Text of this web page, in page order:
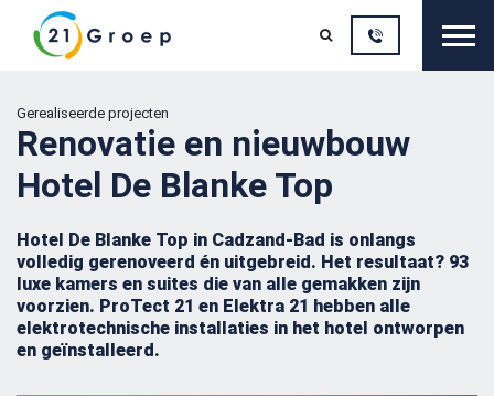
 Sluit
Gerealiseerde projecten
Renovatie en nieuwbouw
Hotel De Blanke Top
Hotel De Blanke Top in Cadzand-Bad is onlangs
volledig gerenoveerd én uitgebreid. Het resultaat? 93
luxe kamers en suites die van alle gemakken zijn
voorzien. ProTect 21 en Elektra 21 hebben alle
elektrotechnische installaties in het hotel ontworpen
en geïnstalleerd.